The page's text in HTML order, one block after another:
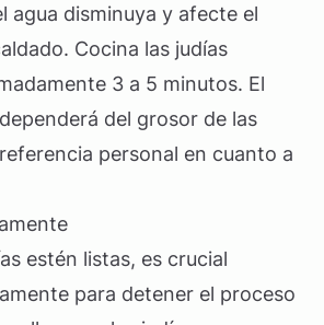
agua disminuya y afecte el
Cocina las judías
3 a 5 minutos. El
del grosor de las
personal en cuanto a
estén listas, es crucial
para detener el proceso